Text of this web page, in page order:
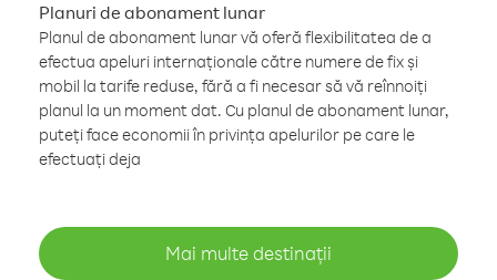
Planuri de abonament lunar
Planul de abonament lunar vă oferă flexibilitatea de a
efectua apeluri internaționale către numere de fix și
mobil la tarife reduse, fără a fi necesar să vă reînnoiți
planul la un moment dat. Cu planul de abonament lunar,
puteți face economii în privința apelurilor pe care le
efectuați deja
Mai multe destinații